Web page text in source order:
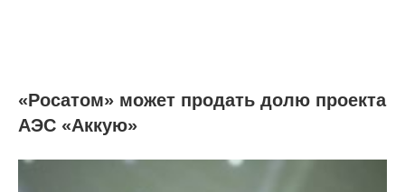
«Росатом» может продать долю проекта
АЭС «Аккую»